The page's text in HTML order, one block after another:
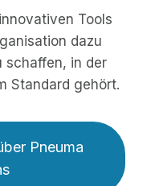
Tools
dazu
schaffen, in der
Standard gehört.
Pneuma